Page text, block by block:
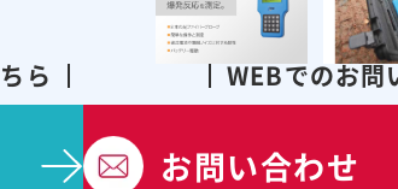
ら WEBでのお問
お問い合わせ